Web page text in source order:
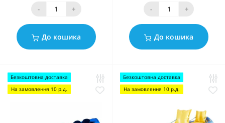
- +
До кошика
- +
До кошика
Безкоштовна доставка
На замовлення 10 р.д.
Безкоштовна доставка
На замовлення 10 р.д.